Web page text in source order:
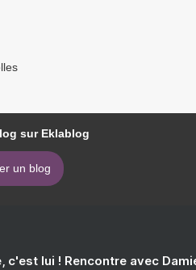
sur Eklablog
un blog
c'est lui ! Rencontre avec